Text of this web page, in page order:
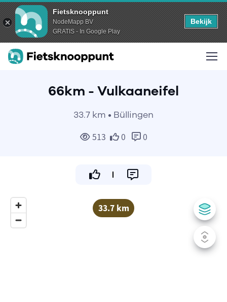
Fietsknooppunt
NodeMapp BV
GRATIS - In Google Play
Bekijk
66km - Vulkaaneifel
33.7 km • Büllingen
513 0 0
33.7 km